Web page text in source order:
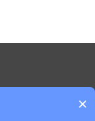
×